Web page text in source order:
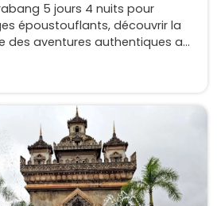
5 jours 4 nuits pour
époustouflants, découvrir la
des aventures authentiques a...